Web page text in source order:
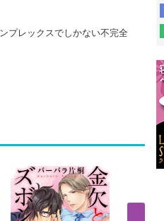
プレックスでしかない不完全